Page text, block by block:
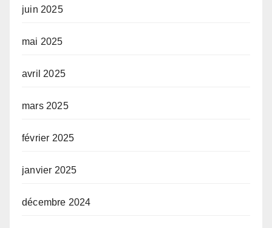
juin 2025
mai 2025
avril 2025
mars 2025
février 2025
janvier 2025
décembre 2024